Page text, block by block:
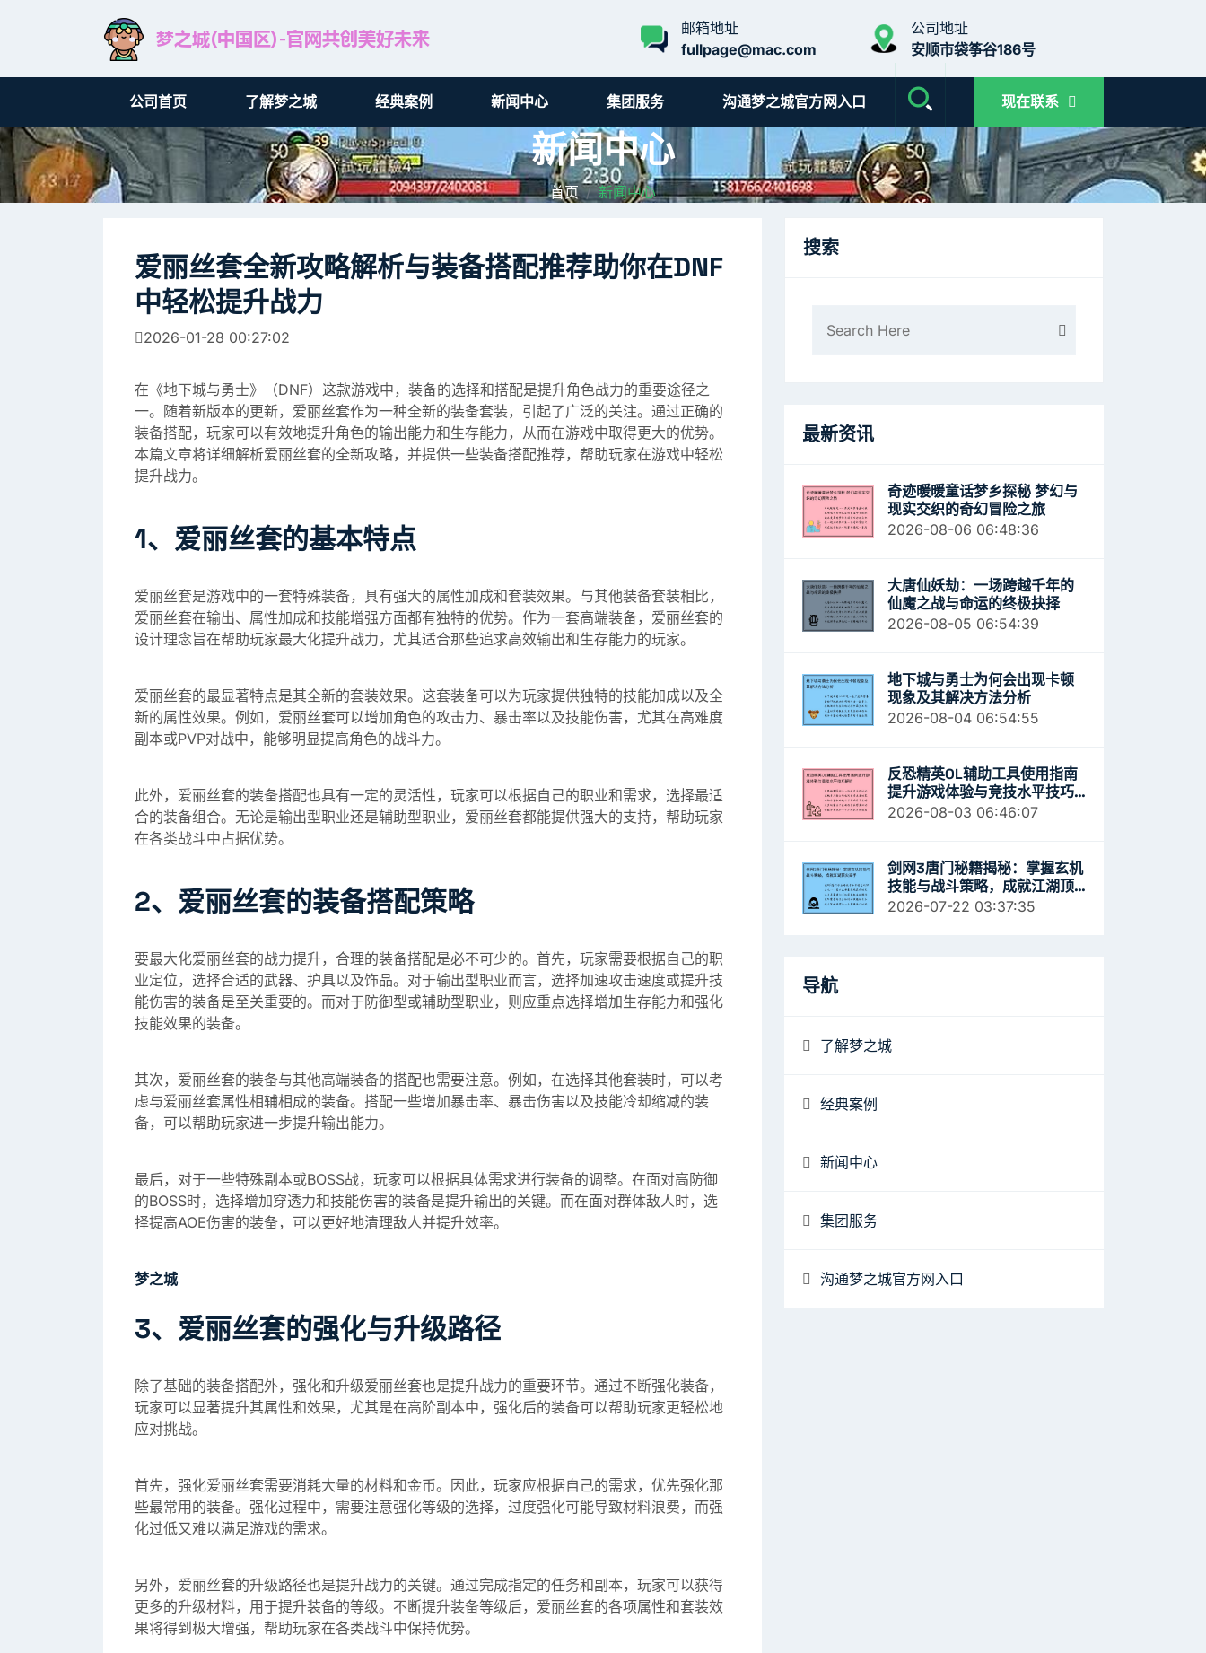
邮箱地址
fullpage@mac.com
公司地址
安顺市袋筝谷186号
公司首页 了解梦之城 经典案例 新闻中心 集团服务 沟通梦之城官方网入口 现在联系
新闻中心
首页 新闻中心
爱丽丝套全新攻略解析与装备搭配推荐助你在DNF
中轻松提升战力
2026-01-28 00:27:02
在《地下城与勇士》（DNF）这款游戏中，装备的选择和搭配是提升角色战力的重要途径之
一。随着新版本的更新，爱丽丝套作为一种全新的装备套装，引起了广泛的关注。通过正确的
装备搭配，玩家可以有效地提升角色的输出能力和生存能力，从而在游戏中取得更大的优势。
本篇文章将详细解析爱丽丝套的全新攻略，并提供一些装备搭配推荐，帮助玩家在游戏中轻松
提升战力。
1、爱丽丝套的基本特点
爱丽丝套是游戏中的一套特殊装备，具有强大的属性加成和套装效果。与其他装备套装相比，
爱丽丝套在输出、属性加成和技能增强方面都有独特的优势。作为一套高端装备，爱丽丝套的
设计理念旨在帮助玩家最大化提升战力，尤其适合那些追求高效输出和生存能力的玩家。
爱丽丝套的最显著特点是其全新的套装效果。这套装备可以为玩家提供独特的技能加成以及全
新的属性效果。例如，爱丽丝套可以增加角色的攻击力、暴击率以及技能伤害，尤其在高难度
副本或PVP对战中，能够明显提高角色的战斗力。
此外，爱丽丝套的装备搭配也具有一定的灵活性，玩家可以根据自己的职业和需求，选择最适
合的装备组合。无论是输出型职业还是辅助型职业，爱丽丝套都能提供强大的支持，帮助玩家
在各类战斗中占据优势。
2、爱丽丝套的装备搭配策略
要最大化爱丽丝套的战力提升，合理的装备搭配是必不可少的。首先，玩家需要根据自己的职
业定位，选择合适的武器、护具以及饰品。对于输出型职业而言，选择加速攻击速度或提升技
能伤害的装备是至关重要的。而对于防御型或辅助型职业，则应重点选择增加生存能力和强化
技能效果的装备。
其次，爱丽丝套的装备与其他高端装备的搭配也需要注意。例如，在选择其他套装时，可以考
虑与爱丽丝套属性相辅相成的装备。搭配一些增加暴击率、暴击伤害以及技能冷却缩减的装
备，可以帮助玩家进一步提升输出能力。
最后，对于一些特殊副本或BOSS战，玩家可以根据具体需求进行装备的调整。在面对高防御
的BOSS时，选择增加穿透力和技能伤害的装备是提升输出的关键。而在面对群体敌人时，选
择提高AOE伤害的装备，可以更好地清理敌人并提升效率。
梦之城
3、爱丽丝套的强化与升级路径
除了基础的装备搭配外，强化和升级爱丽丝套也是提升战力的重要环节。通过不断强化装备，
玩家可以显著提升其属性和效果，尤其是在高阶副本中，强化后的装备可以帮助玩家更轻松地
应对挑战。
首先，强化爱丽丝套需要消耗大量的材料和金币。因此，玩家应根据自己的需求，优先强化那
些最常用的装备。强化过程中，需要注意强化等级的选择，过度强化可能导致材料浪费，而强
化过低又难以满足游戏的需求。
另外，爱丽丝套的升级路径也是提升战力的关键。通过完成指定的任务和副本，玩家可以获得
更多的升级材料，用于提升装备的等级。不断提升装备等级后，爱丽丝套的各项属性和套装效
果将得到极大增强，帮助玩家在各类战斗中保持优势。
搜索
最新资讯
奇迹暖暖童话梦乡探秘 梦幻与
现实交织的奇幻冒险之旅
2026-08-06 06:48:36
大唐仙妖劫：一场跨越千年的
仙魔之战与命运的终极抉择
2026-08-05 06:54:39
地下城与勇士为何会出现卡顿
现象及其解决方法分析
2026-08-04 06:54:55
反恐精英OL辅助工具使用指南
提升游戏体验与竞技水平技巧
解析
2026-08-03 06:46:07
剑网3唐门秘籍揭秘：掌握玄机
技能与战斗策略，成就江湖顶
尖高手
2026-07-22 03:37:35
导航
了解梦之城
经典案例
新闻中心
集团服务
沟通梦之城官方网入口